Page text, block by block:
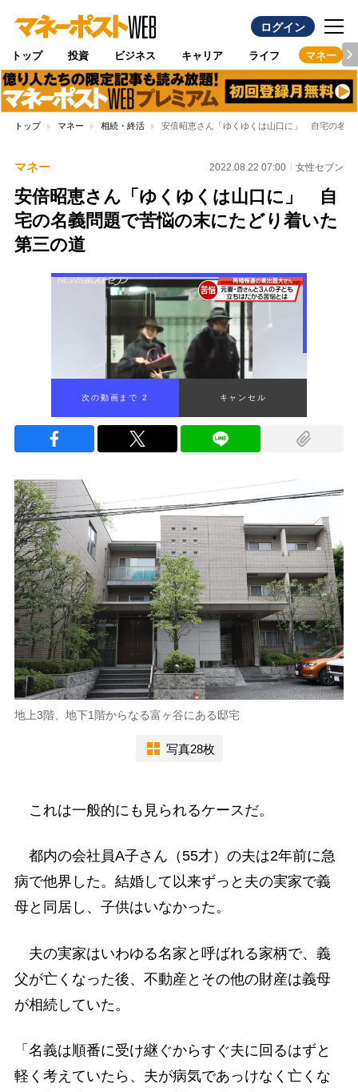
ログイン
トップ 投資 ビジネス キャリア ライフ マネー
トップ マネー 相続・終活 安倍昭恵さん「ゆくゆくは山口に」 自宅の名義
マネー 2022.08.22 07:00 女性セブン
安倍昭恵さん「ゆくゆくは山口に」 自
宅の名義問題で苦悩の末にたどり着いた
第三の道
次の動画まで 1 キャンセル
地上3階、地下1階からなる富ヶ谷にある邸宅
写真28枚
これは一般的にも見られるケースだ。
都内の会社員A子さん（55才）の夫は2年前に急
病で他界した。結婚して以来ずっと夫の実家で義
母と同居し、子供はいなかった。
夫の実家はいわゆる名家と呼ばれる家柄で、義
父が亡くなった後、不動産とその他の財産は義母
が相続していた。
「名義は順番に受け継ぐからすぐ夫に回るはずと
軽く考えていたら、夫が病気であっけなく亡くな